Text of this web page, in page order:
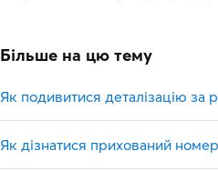
Більше на цю тему
Як подивитися деталізацію за
Як дізнатися прихований